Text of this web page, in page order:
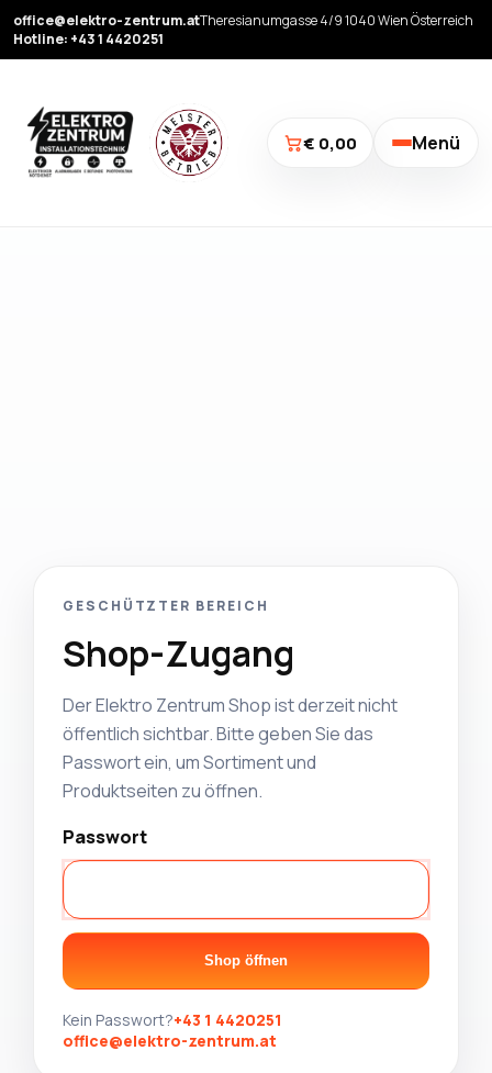
office@elektro-zentrum.atTheresianumgasse 4/9 1040 Wien Österreich
Hotline: +43 1 4420251
€ 0,00 Menü
GESCHÜTZTER BEREICH
Shop-Zugang
Der Elektro Zentrum Shop ist derzeit nicht
öffentlich sichtbar. Bitte geben Sie das
Passwort ein, um Sortiment und
Produktseiten zu öffnen.
Passwort
Shop öffnen
Kein Passwort?+43 1 4420251
office@elektro-zentrum.at